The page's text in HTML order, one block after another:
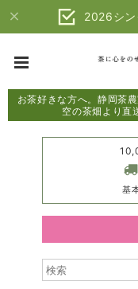
2026シン
お茶好きな方へ。静岡茶
空の茶畑より直
基